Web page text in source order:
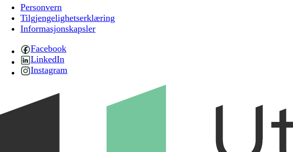
Personvern
Tilgjengelighetserklæring
Informasjonskapsler
Facebook
LinkedIn
Instagram